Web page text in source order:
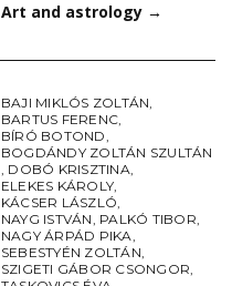
Art and astrology →
BAJI MIKLÓS ZOLTÁN,
BARTUS FERENC,
BÍRÓ BOTOND,
BOGDÁNDY ZOLTÁN SZULTÁN
, DOBÓ KRISZTINA,
ELEKES KÁROLY,
KÁCSER LÁSZLÓ,
NAYG ISTVÁN, PALKÓ TIBOR,
NAGY ÁRPÁD PIKA,
SEBESTYÉN ZOLTÁN,
SZIGETI GÁBOR CSONGOR,